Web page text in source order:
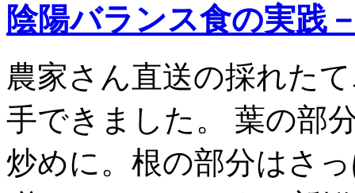
陰陽バランス食の実践
農家さん直送の採れた
手できました。 葉の部
炒めに。根の部分はさ